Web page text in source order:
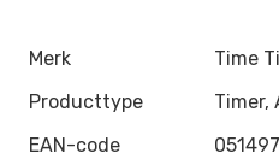
Merk
Time
Producttype
EAN-code